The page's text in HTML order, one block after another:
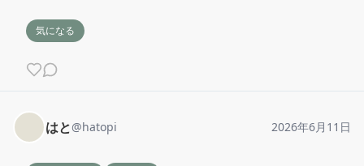
気になる
はと@hatopi 2026年6月11日